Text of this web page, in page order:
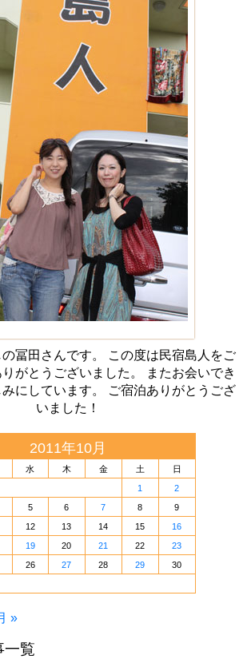
冨田さんです。 この度は民宿島人をご
がとうございました。 またお会いでき
にしています。 ご宿泊ありがとうござ
いました！
2011年10月
水 木 金 土
日
1
2
5 6 7 8
9
12 13 14 15
16
19 20 21 22
23
26 27 28 29
30
»
一覧